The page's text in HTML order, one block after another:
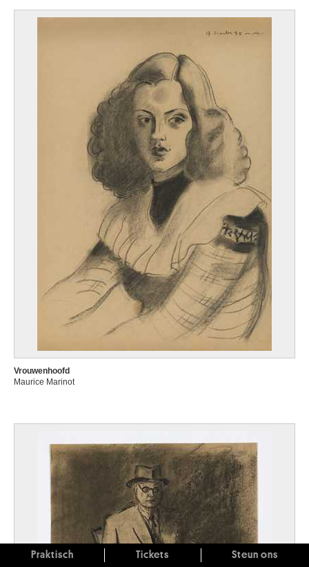
Vrouwenhoofd
Maurice Marinot
Praktisch Tickets Steun ons